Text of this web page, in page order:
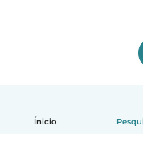
Ínicio